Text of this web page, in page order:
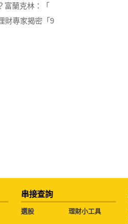
富蘭克林：「
財專家揭密「9
串接查詢
選股 理財小工具